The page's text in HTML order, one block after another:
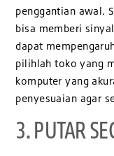
penggantian awal.
bisa memberi
dapat
pilihlah toko yang
komputer yang
penyesuaian agar
3. PUTAR